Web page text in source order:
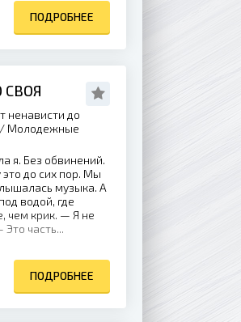
ПОДРОБНЕЕ
ненависти до
/ Молодежные
я. Без обвинений.
до сих пор. Мы
музыка. А
водой, где
чем крик. — Я не
часть...
ПОДРОБНЕЕ